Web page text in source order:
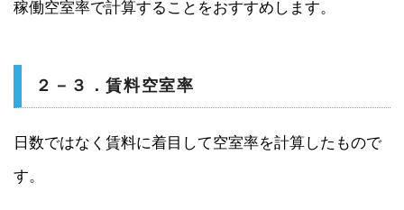
稼働空室率で計算することをおすすめします。
２－３．賃料空室率
日数ではなく賃料に着目して空室率を計算したもので
す。